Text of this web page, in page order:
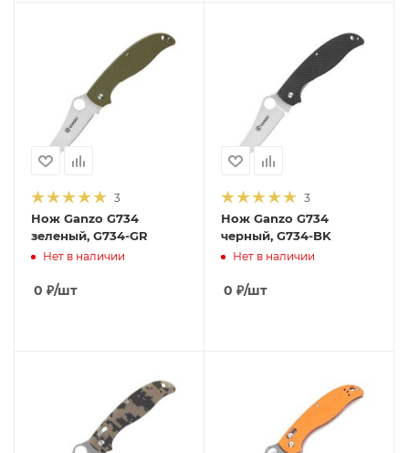
3
Нож Ganzo G734
зеленый, G734-GR
Нет в наличии
0 ₽/шт
3
Нож Ganzo G734
черный, G734-BK
Нет в наличии
0 ₽/шт